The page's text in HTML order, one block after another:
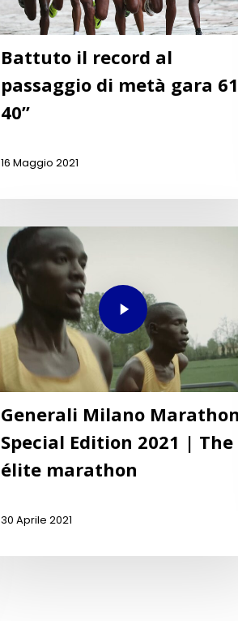
Battuto il record al
passaggio di metà gara
40”
16 Maggio 2021
Generali Milano Marathon
Special Edition 2021 | The
élite marathon
30 Aprile 2021